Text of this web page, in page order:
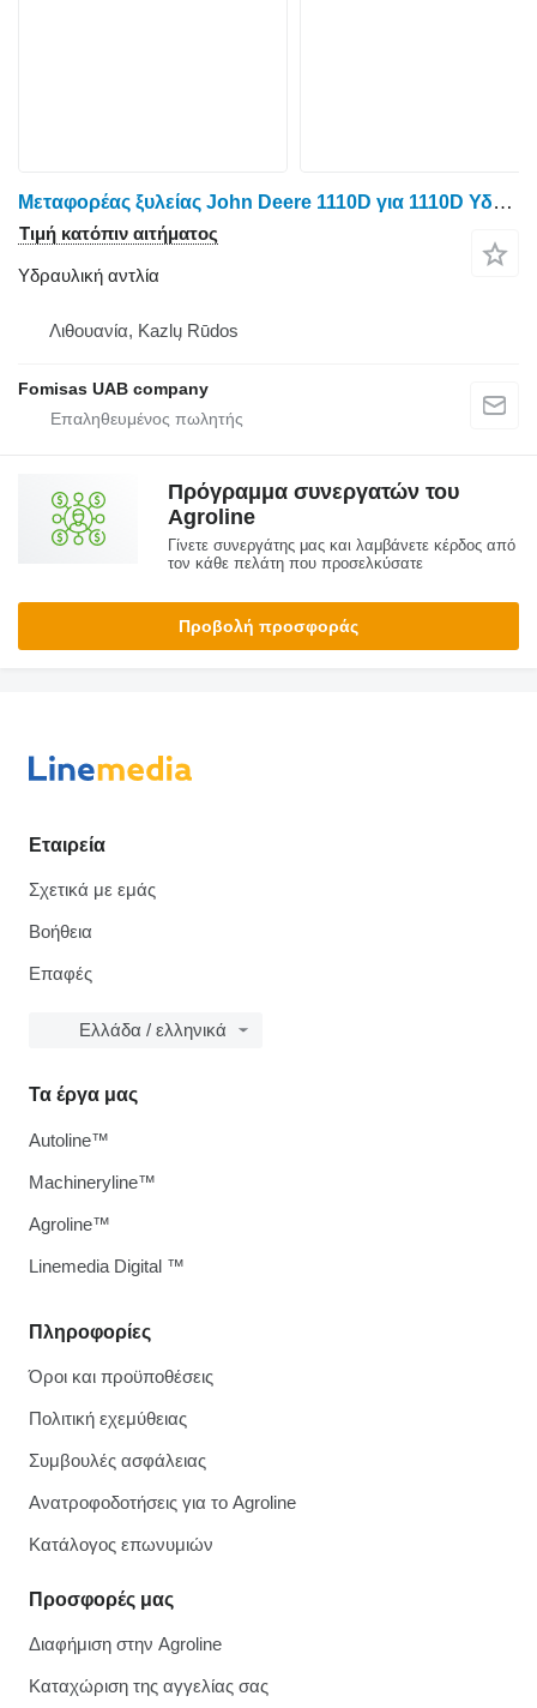
Μεταφορέας ξυλείας John Deere 1110D για 1110D Υδραυλική αντλία F063897
Τιμή κατόπιν αιτήματος
Υδραυλική αντλία
Λιθουανία, Kazlų Rūdos
Fomisas UAB company
Πρόγραμμα συνεργατών του
Agroline
Γίνετε συνεργάτης μας και λαμβάνετε κέρδος από
τον κάθε πελάτη που προσελκύσατε
Προβολή προσφοράς
Εταιρεία
Σχετικά με εμάς
Βοήθεια
Επαφές
Ελλάδα / ελληνικά
Πληροφορίες
Όροι και προϋποθέσεις
Πολιτική εχεμύθειας
Συμβουλές ασφάλειας
Ανατροφοδοτήσεις για το Agroline
Κατάλογος επωνυμιών
Προσφορές μας
Διαφήμιση στην Agroline
Καταχώριση της αγγελίας σας
Τα έργα μας
Autoline™
Machineryline™
Agroline™
Linemedia Digital ™